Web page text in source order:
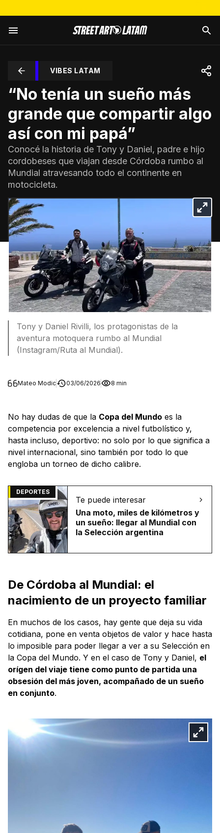
VIBES LATAM
“No tenía un sueño más
grande que compartir algo
así con mi papá”
Conocé la historia de Tony y Daniel, padre e hijo
cordobeses que viajan desde Córdoba rumbo al
Mundial atravesando todo el continente en
motocicleta.
Tony y Daniel Rivilli, los protagonistas de la
aventura motoquera rumbo al Mundial
(Instagram/Ruta al Mundial).
Mateo Modic 03/06/2026 8 min
No hay dudas de que la Copa del Mundo es la
competencia por excelencia a nivel futbolístico y,
hasta incluso, deportivo: no solo por lo que significa a
nivel internacional, sino también por todo lo que
engloba un torneo de dicho calibre.
DEPORTES
Te puede interesar
Una moto, miles de kilómetros y
un sueño: llegar al Mundial con
la Selección argentina
De Córdoba al Mundial: el
nacimiento de un proyecto familiar
En muchos de los casos, hay gente que deja su vida
cotidiana, pone en venta objetos de valor y hace hasta
lo imposible para poder llegar a ver a su Selección en
la Copa del Mundo. Y en el caso de Tony y Daniel, el
orígen del viaje tiene como punto de partida una
obsesión del más joven, acompañado de un sueño
en conjunto.